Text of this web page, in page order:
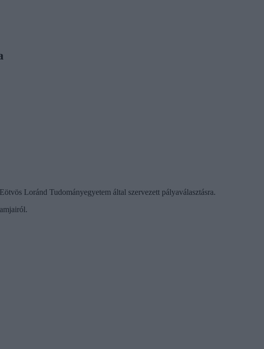
Loránd Tudományegyetem által szervezett pályaválasztásra.